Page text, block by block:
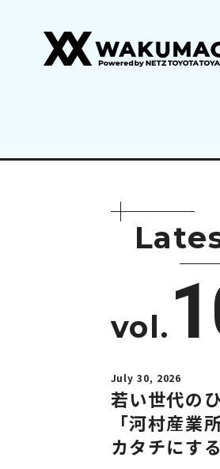
Late
vol.
July 30, 2026
若い世代の
「河村産業
カタチにす